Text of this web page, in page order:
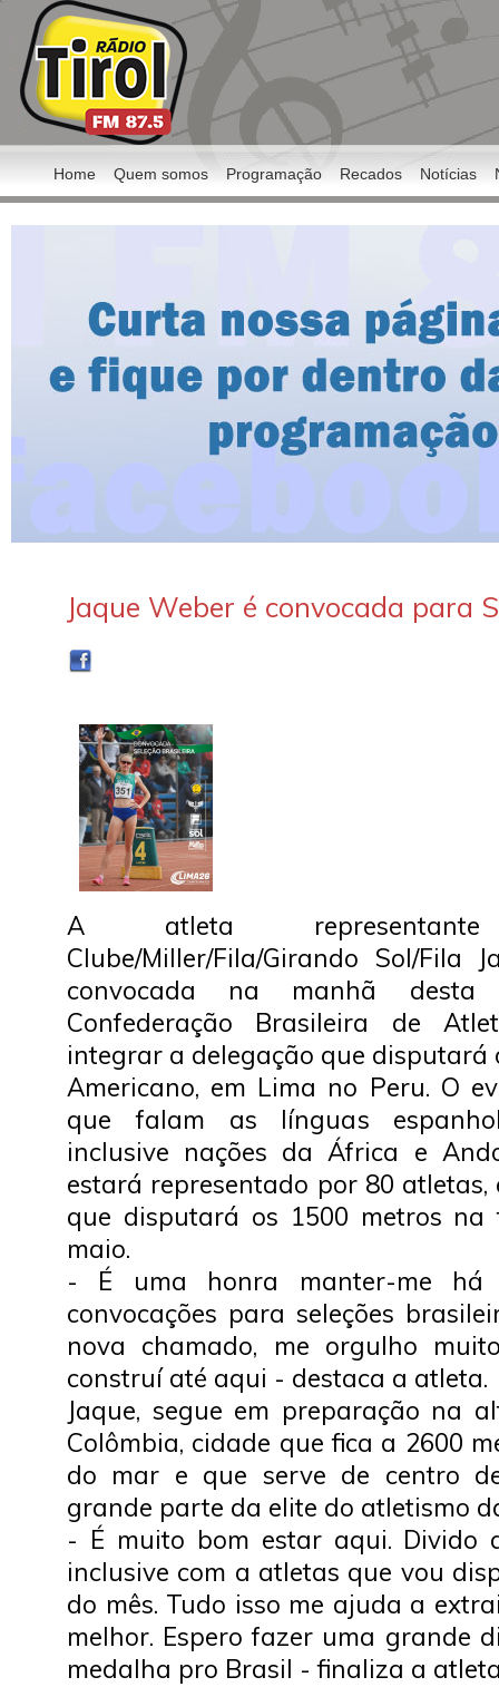
Home Quem somos Programação Recados Notícias
Jaque Weber é convocada para
A atleta
Clube/Miller/Fila/Girando Sol/Fila
convocada na manhã desta
Confederação Brasileira de
integrar a delegação que disputará
Americano, em Lima no Peru. O
que falam as línguas
inclusive nações da África e
estará representado por 80 atletas,
que disputará os 1500 metros
maio.
- É uma honra manter-me há
convocações para seleções
nova chamado, me orgulho
construí até aqui - destaca a atleta.
Jaque, segue em preparação na
Colômbia, cidade que fica a 2600
do mar e que serve de centro
grande parte da elite do atletismo
- É muito bom estar aqui. Divido
inclusive com a atletas que vou
do mês. Tudo isso me ajuda a
melhor. Espero fazer uma grande
medalha pro Brasil - finaliza a